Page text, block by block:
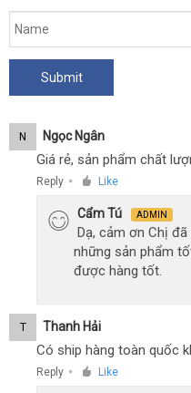
N Ngọc Ngân
Giá rẻ, sản phẩm chất
Reply ● Like
Cẩm Tú ADMIN
Dạ, cảm ơn Chị
những sản phẩm
được hàng tốt.
T Thanh Hải
Có ship hàng toàn quốc
Reply ● Like